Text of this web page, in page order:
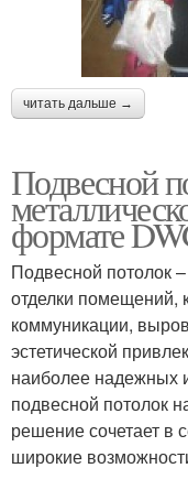
читать дальше →
Подвесной
формате
Подвесной потолок
отделки помещений,
коммуникации,
эстетической
наиболее надежных
подвесной потолок
решение сочетает в
широкие